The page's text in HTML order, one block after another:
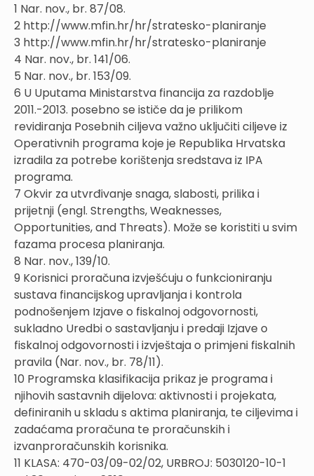
1 Nar. nov., br. 87/08.
2 http://www.mfin.hr/hr/stratesko-planiranje
3 http://www.mfin.hr/hr/stratesko-planiranje
4 Nar. nov., br. 141/06.
5 Nar. nov., br. 153/09.
6 U Uputama Ministarstva financija za razdoblje
2011.-2013. posebno se ističe da je prilikom
revidiranja Posebnih ciljeva važno uključiti ciljeve iz
Operativnih programa koje je Republika Hrvatska
izradila za potrebe korištenja sredstava iz IPA
programa.
7 Okvir za utvrđivanje snaga, slabosti, prilika i
prijetnji (engl. Strengths, Weaknesses,
Opportunities, and Threats). Može se koristiti u svim
fazama procesa planiranja.
8 Nar. nov., 139/10.
9 Korisnici proračuna izvješćuju o funkcioniranju
sustava financijskog upravljanja i kontrola
podnošenjem Izjave o fiskalnoj odgovornosti,
sukladno Uredbi o sastavljanju i predaji Izjave o
fiskalnoj odgovornosti i izvještaja o primjeni fiskalnih
pravila (Nar. nov., br. 78/11).
10 Programska klasifikacija prikaz je programa i
njihovih sastavnih dijelova: aktivnosti i projekata,
definiranih u skladu s aktima planiranja, te ciljevima i
zadaćama proračuna te proračunskih i
izvanproračunskih korisnika.
11 KLASA: 470-03/09-02/02, URBROJ: 5030120-10-1